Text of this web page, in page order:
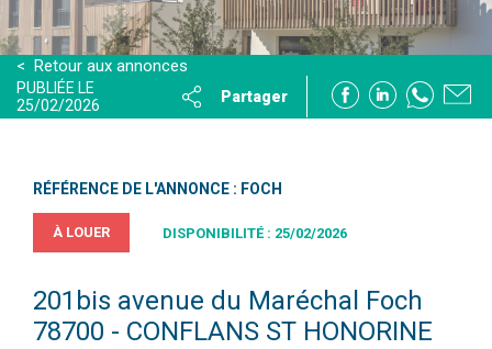
< Retour aux annonces
PUBLIÉE LE
25/02/2026
Partager
RÉFÉRENCE DE L'ANNONCE : FOCH
À LOUER DISPONIBILITÉ : 25/02/2026
201bis avenue du Maréchal Foch
78700 - CONFLANS ST HONORINE